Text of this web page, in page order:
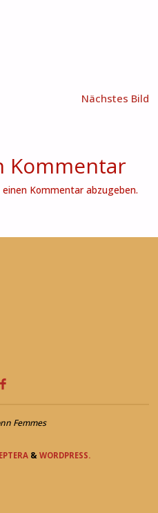
Nächstes Bild
Kommentar
Kommentar abzugeben.
Femmes
& WORDPRESS.